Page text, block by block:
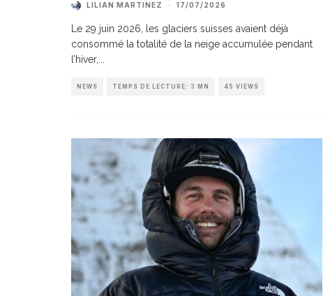
LILIAN MARTINEZ · 17/07/2026
Le 29 juin 2026, les glaciers suisses avaient déjà
consommé la totalité de la neige accumulée pendant
l’hiver,
NEWS TEMPS DE LECTURE: 3 MN 45 VIEWS